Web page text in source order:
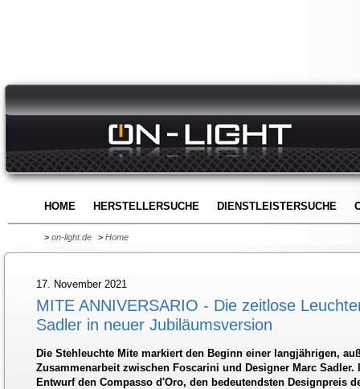
HOME HERSTELLERSUCHE DIENSTLEISTERSUCHE
> on-light.de > Home
17. November 2021
MITE ANNIVERSARIO - Die zeitlose
Sadler in neuer Jubiläumsversion
Die Stehleuchte Mite markiert den Beginn einer langjährigen,
Zusammenarbeit zwischen Foscarini und Designer Marc Sadler.
Entwurf den Compasso d'Oro, den bedeutendsten Designpreis